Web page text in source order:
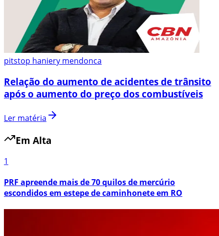
pitstop haniery mendonca
Relação do aumento de acidentes de trânsito
após o aumento do preço dos combustíveis
Ler matéria
Em Alta
1
PRF apreende mais de 70 quilos de mercúrio
escondidos em estepe de caminhonete em RO